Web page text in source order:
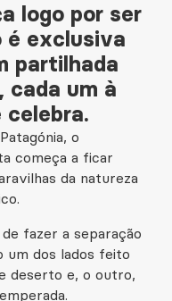
logo por ser
é exclusiva
partilhada
cada um à
celebra.
o
começa a ficar
da natureza
fazer a separação
um dos lados feito
deserto e, o outro,